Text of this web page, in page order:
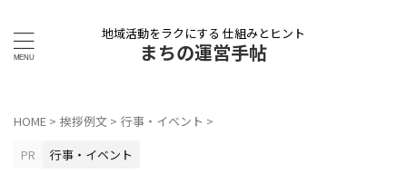
地域活動をラクにする 仕組みとヒント
まちの運営手帖
HOME > 挨拶例文 > 行事・イベント >
PR
行事・イベント